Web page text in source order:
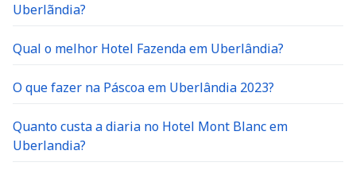
Uberlãndia?
Qual o melhor Hotel Fazenda em Uberlândia?
O que fazer na Páscoa em Uberlândia 2023?
Quanto custa a diaria no Hotel Mont Blanc em
Uberlandia?